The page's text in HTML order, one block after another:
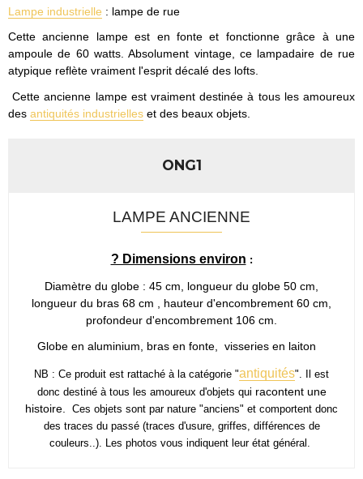
Lampe industrielle : lampe de rue
Cette ancienne lampe est en fonte et fonctionne grâce à une
ampoule de 60 watts. Absolument vintage, ce lampadaire de rue
atypique reflète vraiment l'esprit décalé des lofts.
Cette ancienne lampe est vraiment destinée à tous les amoureux
des antiquités industrielles et des beaux objets.
ONG1
LAMPE ANCIENNE
? Dimensions environ :
Diamètre du globe : 45 cm, longueur du globe 50 cm,
longueur du bras 68 cm , hauteur d'encombrement 60 cm,
profondeur d'encombrement 106 cm.
Globe en aluminium, bras en fonte, visseries en laiton
NB : Ce produit est rattaché à la catégorie "antiquités".
Il est
donc destiné à tous les amoureux d'objets qui racontent une
histoire.
Ces objets sont par nature "anciens" et comportent donc
des traces du passé (traces d'usure, griffes, différences de
couleurs..).
Les photos vous indiquent leur état général.